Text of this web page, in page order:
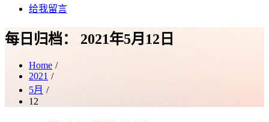
给我留言
每日归档： 2021年5月12日
Home
2021
5月
12